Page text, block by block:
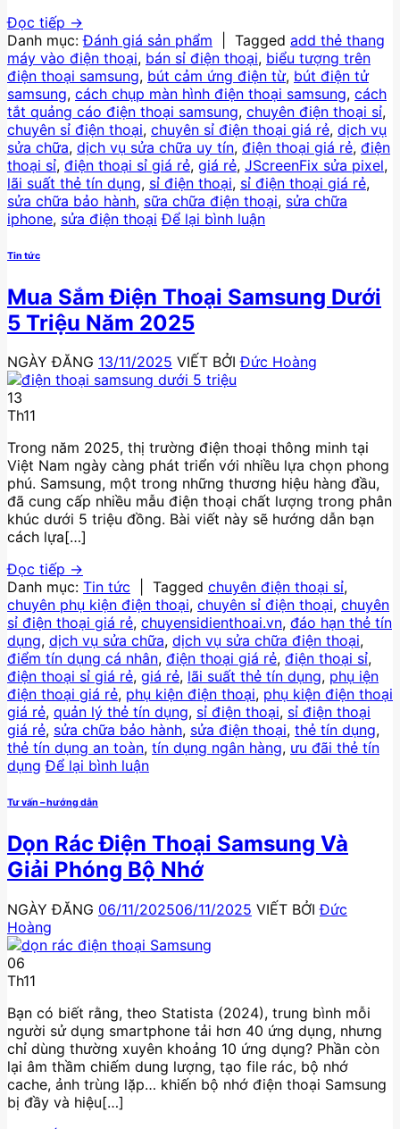
Đọc tiếp →
Danh mục:Đánh giá sản phẩm Tagged add thẻ thang
máy vào điện thoại, bán sỉ điện thoại, biểu tượng trên
điện thoại samsung, bút cảm ứng điện từ, bút điện tử
samsung, cách chụp màn hình điện thoại samsung, cách
tắt quảng cáo điện thoại samsung, chuyên điện thoại sỉ,
chuyên sỉ điện thoại, chuyên sỉ điện thoại giá rẻ, dịch vụ
sửa chữa, dịch vụ sửa chữa uy tín, điện thoại giá rẻ, điện
thoại sỉ, điện thoại sỉ giá rẻ, giá rẻ, JScreenFix sửa pixel,
lãi suất thẻ tín dụng, sỉ điện thoại, sỉ điện thoại giá rẻ,
sửa chữa bảo hành, sữa chữa điện thoại, sửa chữa
iphone, sửa điện thoại Để lại bình luận
Tin tức
Mua Sắm Điện Thoại Samsung Dưới
5 Triệu Năm 2025
NGÀY ĐĂNG 13/11/2025 VIẾT BỞIĐức Hoàng
13
Th11
Trong năm 2025, thị trường điện thoại thông minh tại
Việt Nam ngày càng phát triển với nhiều lựa chọn phong
phú. Samsung, một trong những thương hiệu hàng đầu,
đã cung cấp nhiều mẫu điện thoại chất lượng trong phân
khúc dưới 5 triệu đồng. Bài viết này sẽ hướng dẫn bạn
cách lựa[…]
Đọc tiếp →
Danh mục: Tin tức Tagged chuyên điện thoại sỉ,
chuyên phụ kiện điện thoại, chuyên sỉ điện thoại, chuyên
sỉ điện thoại giá rẻ, chuyensidienthoai.vn, đáo hạn thẻ tín
dụng, dịch vụ sửa chữa, dịch vụ sửa chữa điện thoại,
điểm tín dụng cá nhân, điện thoại giá rẻ, điện thoại sỉ,
điện thoại sỉ giá rẻ, giá rẻ, lãi suất thẻ tín dụng, phụ iện
điện thoại giá rẻ, phụ kiện điện thoại, phụ kiện điện thoại
giá rẻ, quản lý thẻ tín dụng, sỉ điện thoại, sỉ điện thoại
giá rẻ, sửa chữa bảo hành, sửa điện thoại, thẻ tín dụng,
thẻ tín dụng an toàn, tín dụng ngân hàng, ưu đãi thẻ tín
dụng Để lại bình luận
Tư vấn – hướng dẫn
Dọn Rác Điện Thoại Samsung Và
Giải Phóng Bộ Nhớ
NGÀY ĐĂNG 06/11/202506/11/2025 VIẾT BỞIĐức
Hoàng
06
Th11
Bạn có biết rằng, theo Statista (2024), trung bình mỗi
người sử dụng smartphone tải hơn 40 ứng dụng, nhưng
chỉ dùng thường xuyên khoảng 10 ứng dụng? Phần còn
lại âm thầm chiếm dung lượng, tạo file rác, bộ nhớ
cache, ảnh trùng lặp… khiến bộ nhớ điện thoại Samsung
bị đầy và hiệu[…]